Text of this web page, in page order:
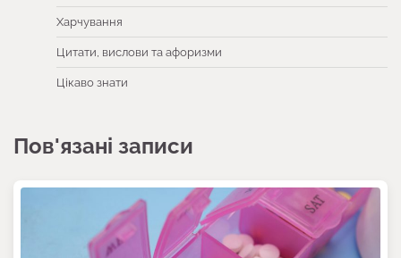
Харчування
Цитати, вислови та афоризми
Цікаво знати
Пов'язані записи